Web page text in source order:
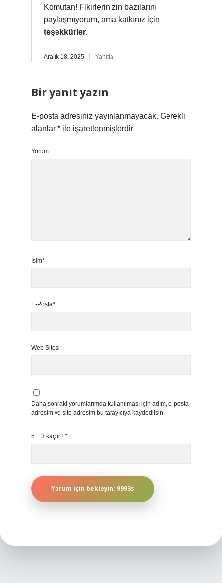
Komutan! Fikirlerinizin bazılarını
paylaşmıyorum, ama katkınız için
teşekkürler.
Aralık 18, 2025 Yanıtla
Bir yanıt yazın
E-posta adresiniz yayınlanmayacak. Gerekli
alanlar * ile işaretlenmişlerdir
Yorum
İsim*
E-Posta*
Web Sitesi
Daha sonraki yorumlarımda kullanılması için adım, e-posta
adresim ve site adresim bu tarayıcıya kaydedilsin.
5 + 3 kaçtır? *